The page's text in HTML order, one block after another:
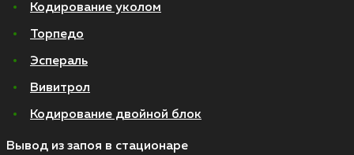
Кодирование уколом
Торпедо
Эспераль
Вивитрол
Кодирование двойной блок
Вывод из запоя в стационаре